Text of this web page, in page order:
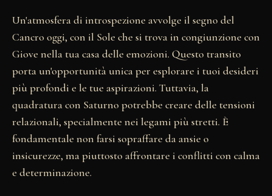
Un'atmosfera di introspezione avvolge il segno del
Cancro oggi, con il Sole che si trova in congiunzione con
Giove nella tua casa delle emozioni. Questo transito
porta un'opportunità unica per esplorare i tuoi desideri
più profondi e le tue aspirazioni. Tuttavia, la
quadratura con Saturno potrebbe creare delle tensioni
relazionali, specialmente nei legami più stretti. È
fondamentale non farsi sopraffare da ansie o
insicurezze, ma piuttosto affrontare i conflitti con calma
e determinazione.